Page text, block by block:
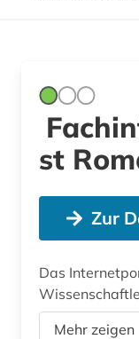
st
Zur
Das
Mehr zeigen